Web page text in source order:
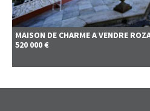
MAISON DE CHARME A VENDRE
520 000 €